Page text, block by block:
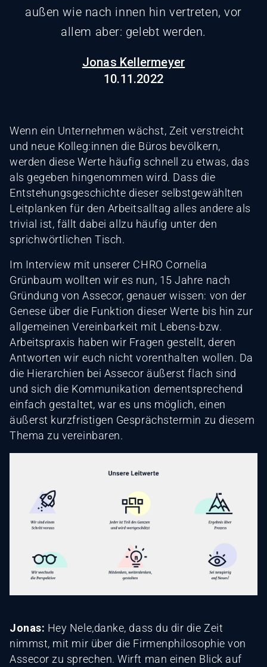
außen wie nach innen hin vertreten, vor
allem aber: gelebt werden.
Jonas Kellermeyer
10.11.2022
Wenn ein Unternehmen wächst, Zeit verstreicht
und neue Kolleg:innen die Büros bevölkern,
werden diese Werte häufig schnell zu etwas, das
als gegeben hingenommen wird. Dass die
Entstehungsgeschichte dieser selbstgewählten
Leitplanken für den Arbeitsalltag alles andere als
trivial ist, fällt dabei allzu häufig unter den
sprichwörtlichen Tisch.
Im Interview mit unserer CHRO Cornelia
Grünbaum wollten wir es nun, 15 Jahre nach
Gründung von Assecor, genauer wissen: von der
Genese über die Funktion dieser Werte bis hin zur
allgemeinen Vereinbarkeit mit Lebens-bzw.
Arbeitspraxis haben wir Fragen gestellt, deren
Antworten wir euch nicht vorenthalten wollen. Da
die Hierarchien bei Assecor äußerst flach sind
und sich die Kommunikation dementsprechend
einfach gestaltet, war es uns möglich, einen
äußerst kurzfristigen Gesprächstermin zu diesem
Thema zu vereinbaren.
Jonas: Hey Nele,danke, dass du dir die Zeit
nimmst, mit mir über die Firmenphilosophie von
Assecor zu sprechen. Wirft man einen Blick auf